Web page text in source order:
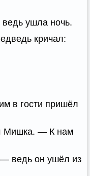
ушла ночь.
кричал:
в гости пришёл
Мишка. — К нам
ведь он ушёл из